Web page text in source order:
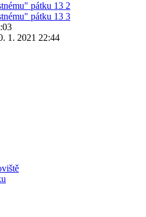
1. 2021 22:44